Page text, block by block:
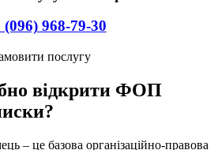
послугу за телефоном:
(096) 968-79-30
послугу
відкрити ФОП